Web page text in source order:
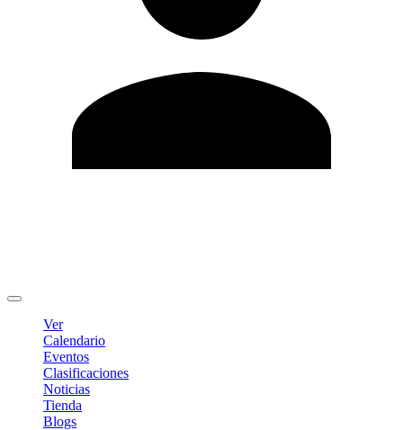
Ver
Calendario
Eventos
Clasificaciones
Noticias
Tienda
Blogs